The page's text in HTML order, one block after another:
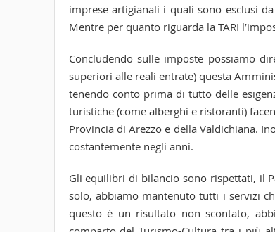
imprese artigianali i quali sono esclusi
Mentre per quanto riguarda la TARI
Concludendo sulle imposte possiamo
superiori alle reali entrate) questa
tenendo conto prima di tutto delle
turistiche (come alberghi e ristoranti)
Provincia di Arezzo e della Valdichiana.
costantemente negli anni.
Gli equilibri di bilancio sono rispettati, il
solo, abbiamo mantenuto tutti i servizi
questo è un risultato non scontato,